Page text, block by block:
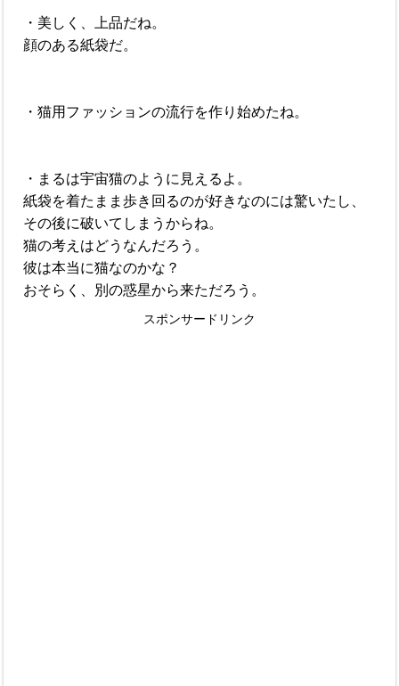
・美しく、上品だね。
顔のある紙袋だ。
・猫用ファッションの流行を作り始めたね。
・まるは宇宙猫のように見えるよ。
紙袋を着たまま歩き回るのが好きなのには驚いたし、
その後に破いてしまうからね。
猫の考えはどうなんだろう。
彼は本当に猫なのかな？
おそらく、別の惑星から来ただろう。
スポンサードリンク